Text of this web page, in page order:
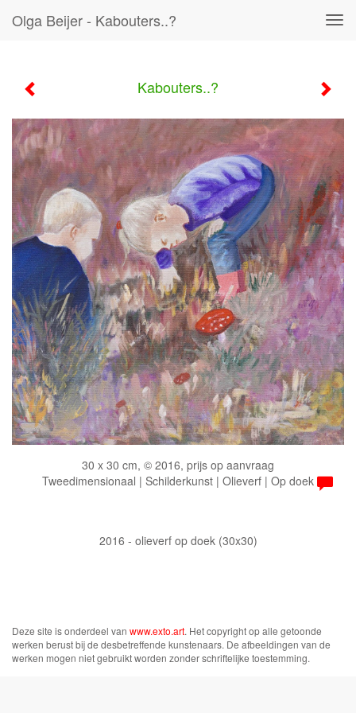
Olga Beijer - Kabouters..?
Kabouters..?
30 x 30 cm, © 2016, prijs op aanvraag
Tweedimensionaal | Schilderkunst | Olieverf | Op doek
2016 - olieverf op doek (30x30)
Deze site is onderdeel van www.exto.art. Het copyright op alle getoonde
werken berust bij de desbetreffende kunstenaars. De afbeeldingen van de
werken mogen niet gebruikt worden zonder schriftelijke toestemming.